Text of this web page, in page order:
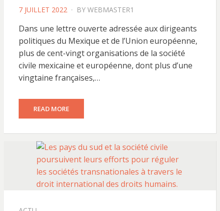
POSTED
7 JUILLET 2022 BY WEBMASTER1
Dans une lettre ouverte adressée aux dirigeants
politiques du Mexique et de l’Union européenne,
plus de cent-vingt organisations de la société
civile mexicaine et européenne, dont plus d’une
vingtaine françaises,…
READ MORE